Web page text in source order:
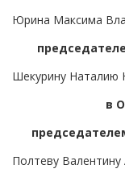
Юрина Максима
Шекурину Наталию
в
Полтеву Валентину